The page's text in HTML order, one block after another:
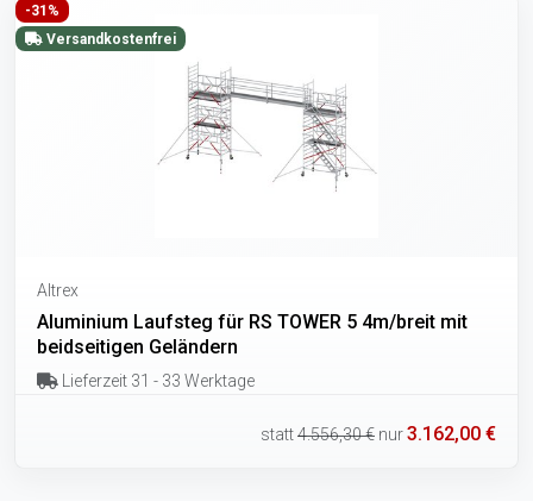
-31%
Versandkostenfrei
Altrex
Aluminium Laufsteg für RS TOWER 5 4m/breit mit
beidseitigen Geländern
Lieferzeit 31 - 33 Werktage
statt4.556,30 € nur3.162,00 €